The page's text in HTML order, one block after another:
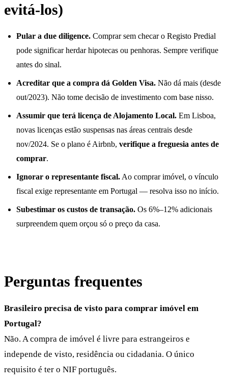
evitá-los)
Pular a due diligence. Comprar sem checar o Registo Predial
pode significar herdar hipotecas ou penhoras. Sempre verifique
antes do sinal.
Acreditar que a compra dá Golden Visa. Não dá mais (desde
out/2023). Não tome decisão de investimento com base nisso.
Assumir que terá licença de Alojamento Local. Em Lisboa,
novas licenças estão suspensas nas áreas centrais desde
nov/2024. Se o plano é Airbnb, verifique a freguesia antes de
comprar.
Ignorar o representante fiscal. Ao comprar imóvel, o vínculo
fiscal exige representante em Portugal — resolva isso no início.
Subestimar os custos de transação. Os 6%–12% adicionais
surpreendem quem orçou só o preço da casa.
Perguntas frequentes
Brasileiro precisa de visto para comprar imóvel em
Portugal?
Não. A compra de imóvel é livre para estrangeiros e
independe de visto, residência ou cidadania. O único
requisito é ter o NIF português.